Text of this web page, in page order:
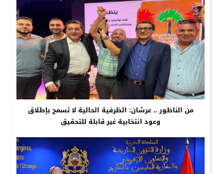
من الناظور .. عرشان: الظرفية الحالية لا تسمح بإطلاق
وعود انتخابية غير قابلة للتحقيق